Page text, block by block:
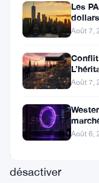
véritable
interrupteur
qui
aux
utilisateurs
désactiver
Les
après
Août 7,
Ian
Août 7,
Août 6,